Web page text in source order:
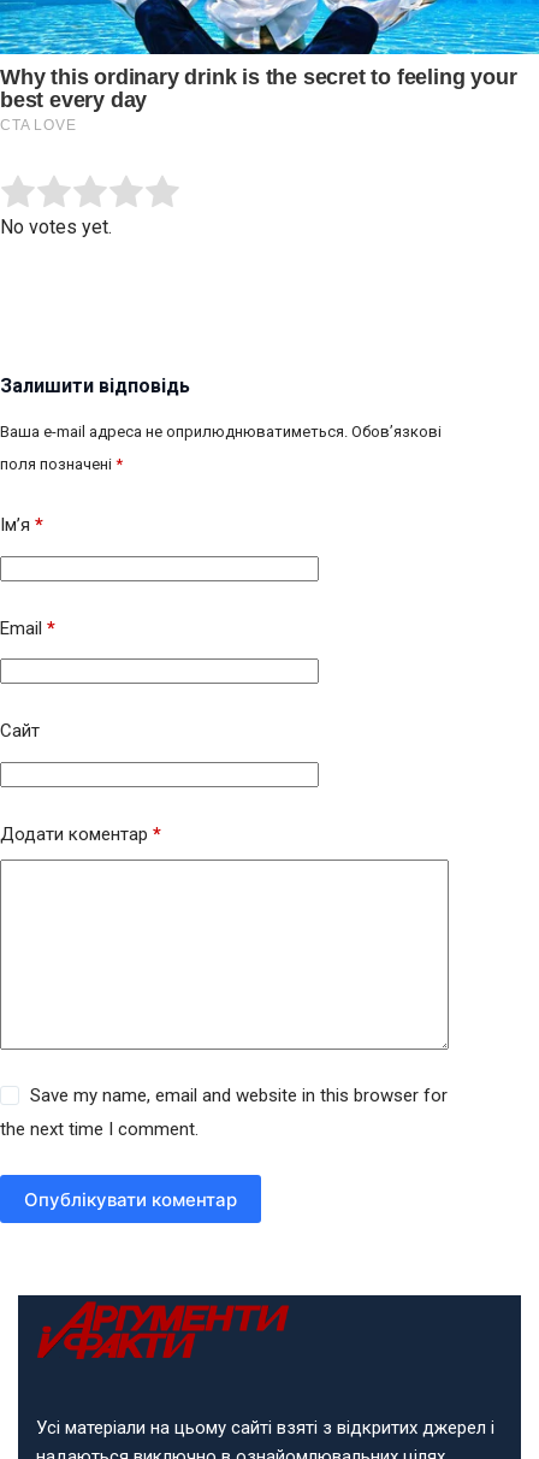
Rate this item:
No votes yet.
Залишити відповідь
Ваша e-mail адреса не оприлюднюватиметься. Обов’язкові
поля позначені *
Ім’я *
Email *
Сайт
Додати коментар *
Save my name, email and website in this browser for
the next time I comment.
Опублікувати коментар
Усі матеріали на цьому сайті взяті з відкритих джерел і